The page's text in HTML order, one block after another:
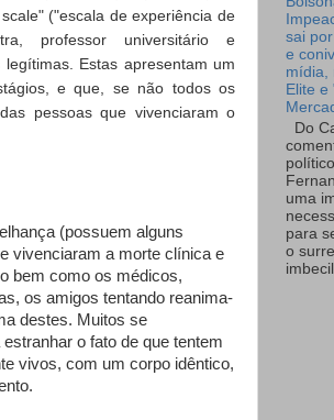
("escala de experiência de
professor universitário e
Estas apresentam um
e que, se não todos os
pessoas que vivenciaram o
(possuem alguns
vivenciaram a morte clínica e
bem como os médicos,
os amigos tentando reanima-
destes. Muitos se
o fato de que tentem
vivos, com um corpo idêntico,
sai
e
mídia,
Elite e
Do
uma
para
o